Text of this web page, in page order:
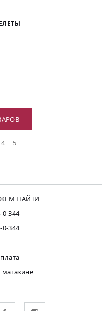
4 5
НАЙТИ
0-344
0-344
магазине